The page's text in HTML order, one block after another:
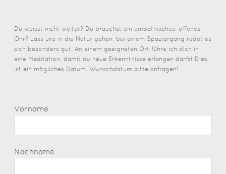
Du weisst nicht weiter? Du brauchst ein empathisches, offenes
Ohr? Lass uns in die Natur gehen, bei einem Spaziergang redet es
sich besonders gut. An einem geeigneten Ort führe ich dich in
eine Meditation, damit du neue Erkenntnisse erlangen darfst.Dies
ist ein mögliches Datum. Wunschdatum bitte anfragen!
Vorname
Nachname